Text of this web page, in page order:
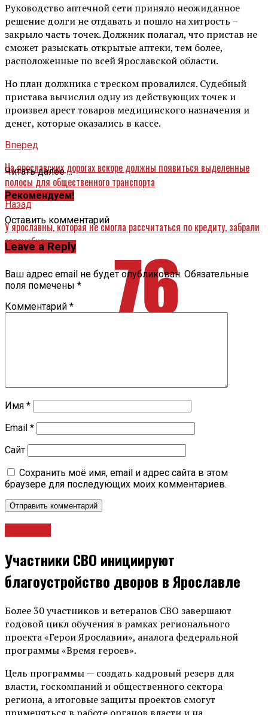
Руководство аптечной сети приняло неожиданное
решение долги не отдавать и пошло на хитрость –
закрыло часть точек. Должник полагал, что пристав не
сможет разыскать открытые аптеки, тем более,
расположенные по всей Ярославской области.
Но план должника с треском провалился. Судебный
пристава вычислил одну из действующих точек и
произвел арест товаров медицинского назначения и
денег, которые оказались в кассе.
Вперед
На ярославских дорогах вскоре должны появиться выделенные
полосы для общественного транспорта
Назад
У ярославны, которая не смогла рассчитаться по кредиту, забрали
автомобиль
Читать далее ...
Рекомендуем!
Оставить комментарий
Leave a Reply
Ваш адрес email не будет опубликован. Обязательные
поля помечены *
Комментарий *
Имя *
Email *
Сайт
Сохранить моё имя, email и адрес сайта в этом
браузере для последующих моих комментариев.
Участники СВО инициируют
благоустройство дворов в Ярославле
Более 30 участников и ветеранов СВО завершают
годовой цикл обучения в рамках регионального
проекта «Герои Ярославии», аналога федеральной
программы «Время героев».
Цель программы — создать кадровый резерв для
власти, госкомпаний и общественного сектора
региона, а итоговые защиты проектов смогут